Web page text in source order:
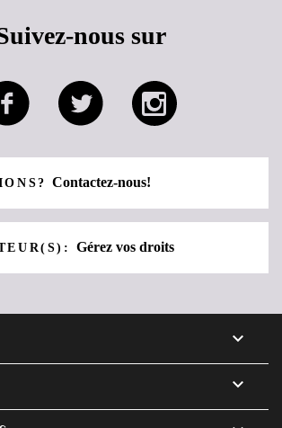
nous sur
Contactez-nous!
Gérez vos droits

